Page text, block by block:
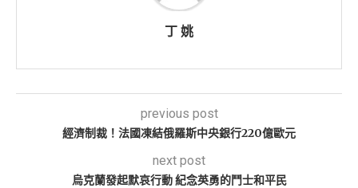
丁 姚
previous post
經濟制裁！法國凍結俄羅斯中央銀行220億歐元
next post
烏克蘭發起默哀行動 紀念英勇的鬥士和平民